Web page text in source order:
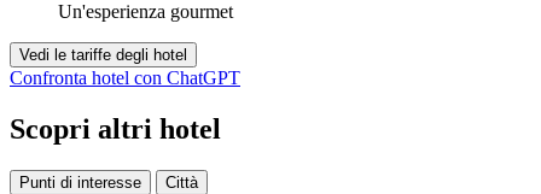
Un'esperienza gourmet
Vedi le tariffe degli hotel
Confronta hotel con ChatGPT
Scopri altri hotel
Punti di interesse Città